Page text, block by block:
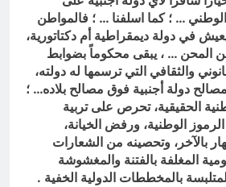
… ؛ كما اسلفنا … ؛ فالمواطن
في دولة ديمقراطية أم دكتاتورية،
المحن … ، يبقى محكوماً بضوابط
والثقافي التي ترسمها له دولته،
دولة أجنبية فوق مصالح بلاده… ؛
الحقيقية، تحرص على تربية
الوطنية، ورفض الخيانة،
بالآخر، وتحصينه من الشعارات
المغلفة بالفتنة والمغشوشة
بالمخططات الدولية الخفية .